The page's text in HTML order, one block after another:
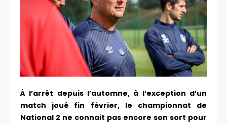
À l’arrêt depuis l’automne, à l’exception d’un
match joué fin février, le championnat de
National 2 ne connait pas encore son sort pour